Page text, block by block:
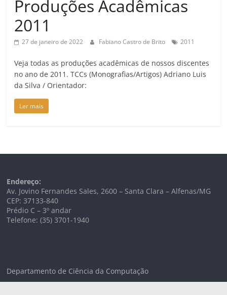
Produções Acadêmicas
2011
27 de janeiro de 2022 Fabiano Castro de Brito 2011
Veja todas as produções acadêmicas de nossos discentes
no ano de 2011. TCCs (Monografias/Artigos) Adriano Luis
da Silva / Orientador:
Ler mais
Endereço:
Av. Jovino Fernandes Sales, 2600 – Santa Clara – Alfenas/MG
CEP: 37133-840
Prédio C – 3º andar
Telefone: (35) 3701-1940
Departamento de Ciência da Computação